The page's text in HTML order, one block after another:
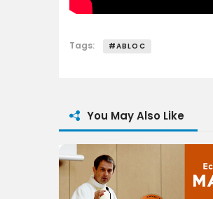
Tags: #ABLOC
You May Also Like